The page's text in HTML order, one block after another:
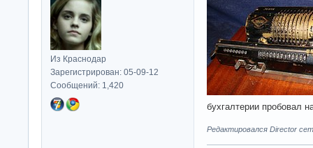
Из Краснодар
Зарегистрирован: 05-09-12
Сообщений: 1,420
бухгалтерии пробовал
Редактировался Director